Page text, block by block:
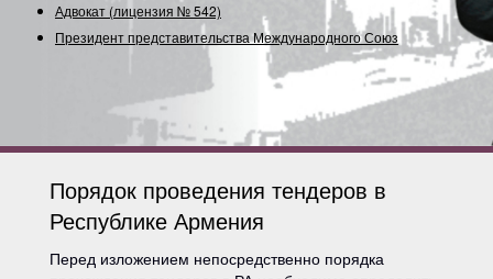
Адвокат (лицензия № 542)
Президент представительства Международного Союза (
Порядок проведения тендеров в
Республике Армения
Перед изложением непосредственно порядка